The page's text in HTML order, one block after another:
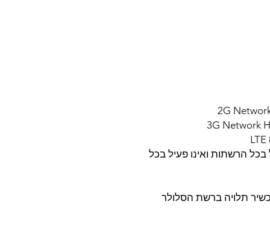
5 : דור 5 אינו פעיל בכל הרשתות ואינו פעיל בכל
תלויה ברשת הסלולר